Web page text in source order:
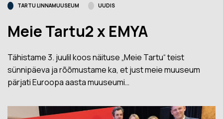
TARTU LINNAMUUSEUM UUDIS
Meie Tartu2 x EMYA
Tähistame 3. juulil koos näituse „Meie Tartu“ teist
sünnipäeva ja rõõmustame ka, et just meie muuseum
pärjati Euroopa aasta muuseumi…